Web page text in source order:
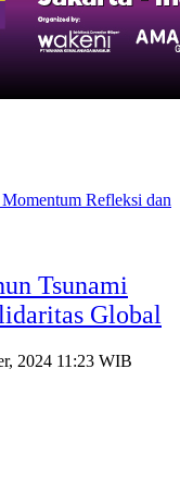
Tsunami
Global
2024 11:23 WIB